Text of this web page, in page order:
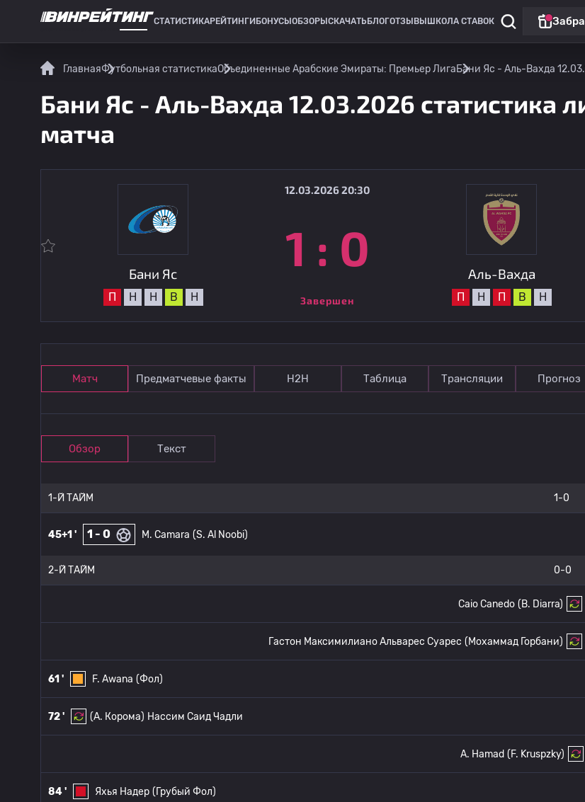
СТАТИСТИКАРЕЙТИНГИ БОНУСЫ ОБЗОРЫ СКАЧАТЬ БЛОГОТЗЫВЫ ШКОЛА СТАВОК
ГлавнаяФутбольная статистикаОбъединенные Арабские Эмираты: Премьер ЛигаБани Яс - Аль-Вахда
Бани Яс - Аль-Вахда 12.03.2026 статистика
матча
Бани Яс
П Н Н В Н
12.03.2026 20:30
1 : 0
Завершен
Аль-Вахда
П Н П В Н
Матч Предматчевые факты Н2Н Таблица Трансляции Прогноз
Обзор Текст
1-Й ТАЙМ 1-0
45+1 ' 1 - 0 M. Camara (S. Al Noobi)
2-Й ТАЙМ 0-0
(B. Diarra)
Caio Canedo
(Мохаммад Горбани)
Гастон Максимилиано Альварес Суарес
61 ' F. Awana (Фол)
72 ' (A. Корома) Нассим Саид Чадли
(F. Kruspzky)
A. Hamad
84 ' Яхья Надер (Грубый Фол)
Лига Европы
Линкольн Ред Импс
Омония